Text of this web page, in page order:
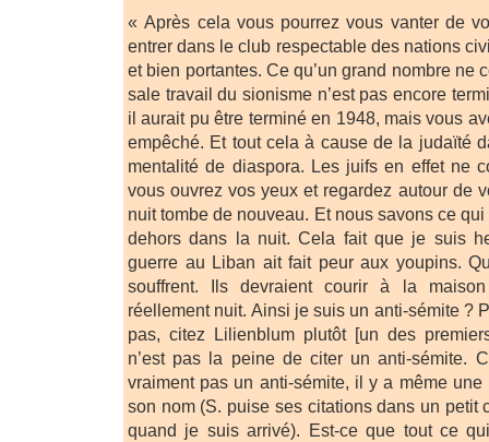
« Après cela vous pourrez vous vanter de
entrer dans le club respectable des nations
et bien portantes. Ce qu’un grand nombre ne
sale travail du sionisme n’est pas encore
il aurait pu être terminé en 1948, mais vous
empêché. Et tout cela à cause de la judaïté
mentalité de diaspora. Les juifs en effet ne
vous ouvrez vos yeux et regardez autour de
nuit tombe de nouveau. Et nous savons ce
dehors dans la nuit. Cela fait que je suis
guerre au Liban ait fait peur aux youpins.
souffrent. Ils devraient courir à la
réellement nuit. Ainsi je suis un anti-sémite ?
pas, citez Lilienblum plutôt [un des
n’est pas la peine de citer un anti-sémite.
vraiment pas un anti-sémite, il y a même
son nom (S. puise ses citations dans un petit
quand je suis arrivé). Est-ce que tout ce